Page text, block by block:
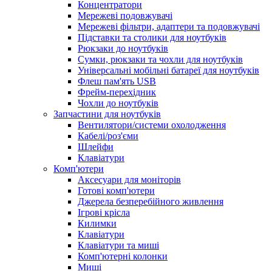
Концентратори
Мережеві подовжувачі
Мережеві фільтри, адаптери та подовжувачі
Підставки та столики для ноутбуків
Рюкзаки до ноутбуків
Сумки, рюкзаки та чохли для ноутбуків
Універсальні мобільні батареї для ноутбуків
Флеш пам'ять USB
Фрейм-перехідник
Чохли до ноутбуків
Запчастини для ноутбуків
Вентилятори/системи охолодження
Кабелі/роз'єми
Шлейфи
Клавіатури
Комп'ютери
Аксесуари для моніторів
Готові комп'ютери
Джерела безперебійного живлення
Ігрові крісла
Килимки
Клавіатури
Клавіатури та миші
Комп'ютерні колонки
Миші